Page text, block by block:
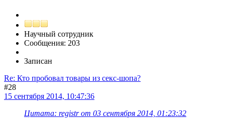
Научный сотрудник
Сообщения: 203
Записан
Re: Кто пробовал товары из секс-шопа?
#28
15 сентября 2014, 10:47:36
Цитата: registr от 03 сентября 2014, 01:23:32